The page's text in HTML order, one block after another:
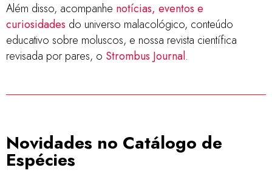
Além disso, acompanhe notícias, eventos e
curiosidades do universo malacológico, conteúdo
educativo sobre moluscos, e nossa revista científica
revisada por pares, o Strombus Journal.
Novidades no Catálogo de
Espécies